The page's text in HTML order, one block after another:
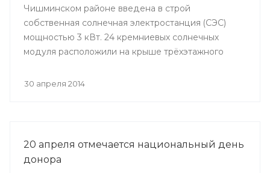
Чишминском районе введена в строй
собственная солнечная электростанция (СЭС)
мощностью 3 кВт. 24 кремниевых солнечных
модуля расположили на крыше трёхэтажного
30 апреля 2014
20 апреля отмечается национальный день
донора